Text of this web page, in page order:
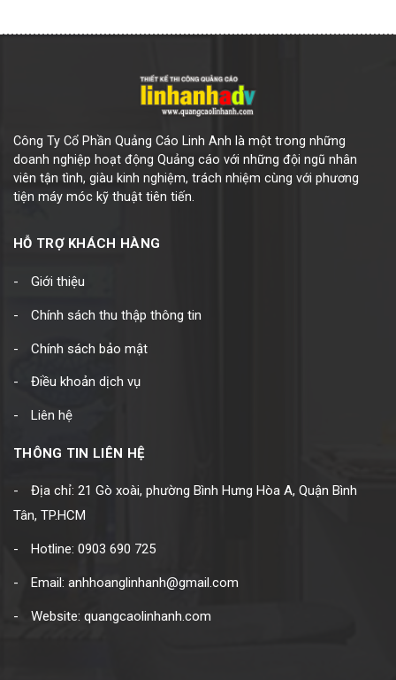
Công Ty Cổ Phần Quảng Cáo Linh Anh là một trong những
doanh nghiệp hoạt động Quảng cáo với những đội ngũ nhân
viên tận tình, giàu kinh nghiệm, trách nhiệm cùng với phương
tiện máy móc kỹ thuật tiên tiến.
HỖ TRỢ KHÁCH HÀNG
Giới thiệu
Chính sách thu thập thông tin
Chính sách bảo mật
Điều khoản dịch vụ
Liên hệ
THÔNG TIN LIÊN HỆ
Địa chỉ: 21 Gò xoài, phường Bình Hưng Hòa A, Quận Bình
Tân, TP.HCM
Hotline: 0903 690 725
Email: anhhoanglinhanh@gmail.com
Website: quangcaolinhanh.com